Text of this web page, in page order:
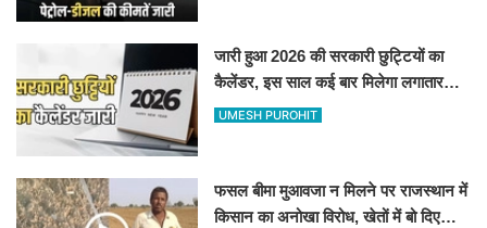
जारी हुआ 2026 की सरकारी छुट्टियों का
कैलेंडर, इस साल कई बार मिलेगा लगातार
अवकाश, देखें
UMESH PUROHIT
फसल बीमा मुआवजा न मिलने पर राजस्थान में
किसान का अनोखा विरोध, खेतों में बो दिए